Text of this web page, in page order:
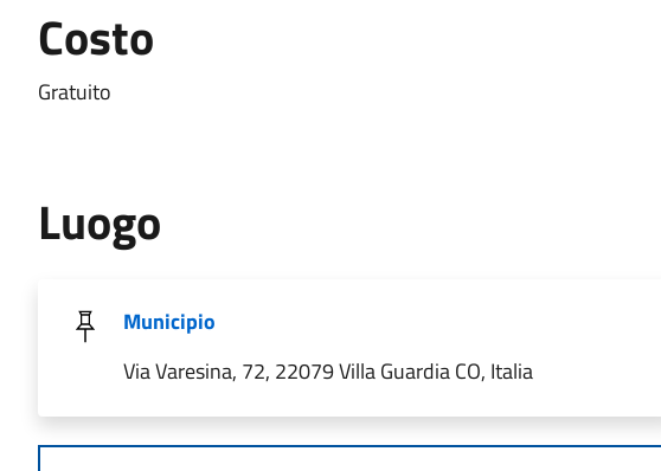
Costo
Gratuito
Luogo
Municipio
Via Varesina, 72, 22079 Villa Guardia CO, Italia